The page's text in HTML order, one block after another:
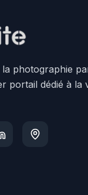
photographie
portail dédié à la